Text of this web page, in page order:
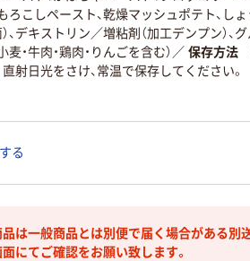
ろこしペースト、乾燥マッシュポテト、し
、デキストリン／増粘剤（加工デンプン）、
麦・牛肉・鶏肉・りんごを含む） ／ 保存方法
直射日光をさけ、常温で保存してください。
る
品は一般商品とは別便で届く場合がある別
にてご確認をお願い致します。